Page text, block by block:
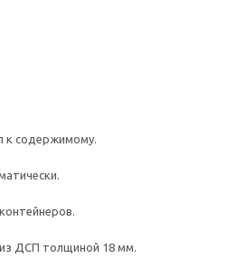
к содержимому.
ДСП толщиной 18 мм.